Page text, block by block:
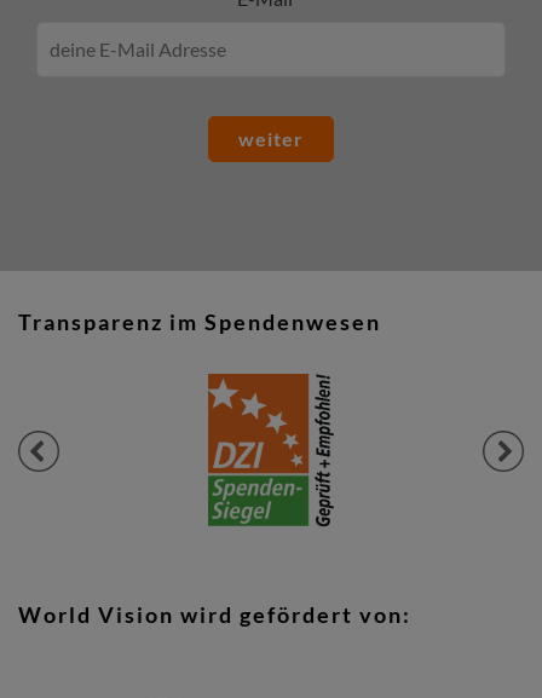
weiter
Transparenz im Spendenwesen
Previous Next
World Vision wird gefördert von: